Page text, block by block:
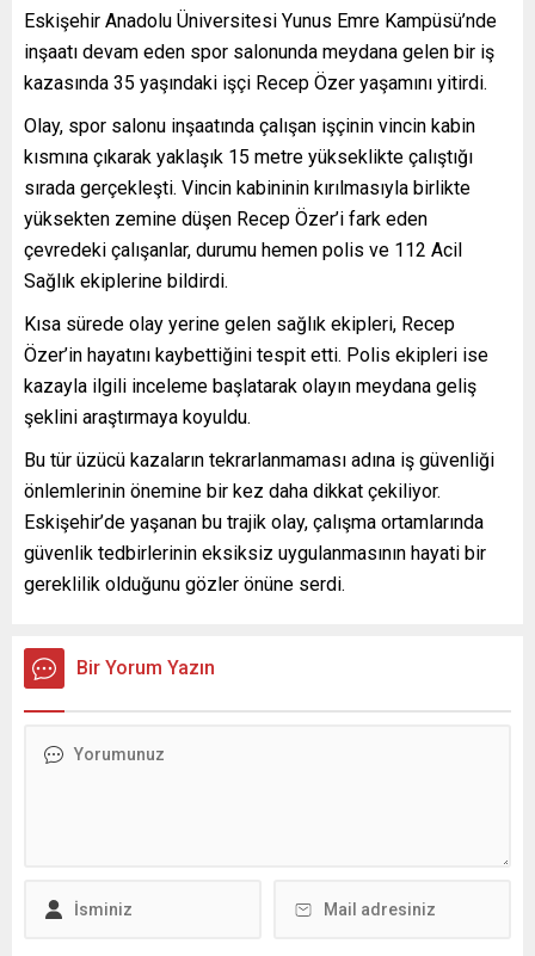
Eskişehir Anadolu Üniversitesi Yunus Emre Kampüsü’nde
inşaatı devam eden spor salonunda meydana gelen bir iş
kazasında 35 yaşındaki işçi Recep Özer yaşamını yitirdi.
Olay, spor salonu inşaatında çalışan işçinin vincin kabin
kısmına çıkarak yaklaşık 15 metre yükseklikte çalıştığı
sırada gerçekleşti. Vincin kabininin kırılmasıyla birlikte
yüksekten zemine düşen Recep Özer’i fark eden
çevredeki çalışanlar, durumu hemen polis ve 112 Acil
Sağlık ekiplerine bildirdi.
Kısa sürede olay yerine gelen sağlık ekipleri, Recep
Özer’in hayatını kaybettiğini tespit etti. Polis ekipleri ise
kazayla ilgili inceleme başlatarak olayın meydana geliş
şeklini araştırmaya koyuldu.
Bu tür üzücü kazaların tekrarlanmaması adına iş güvenliği
önlemlerinin önemine bir kez daha dikkat çekiliyor.
Eskişehir’de yaşanan bu trajik olay, çalışma ortamlarında
güvenlik tedbirlerinin eksiksiz uygulanmasının hayati bir
gereklilik olduğunu gözler önüne serdi.
Bir Yorum Yazın